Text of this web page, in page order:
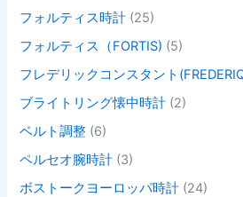
フォルティス時計 (25)
フォルティス（FORTIS) (5)
フレデリックコンスタント
ブライトリング懐中時計 (2)
ベルト調整 (6)
ペルセオ腕時計 (3)
ボストークヨーロッパ時計 (24)